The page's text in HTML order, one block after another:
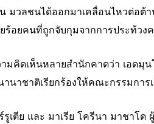
มวลชนได้ออกมาเคลื่อนไหวต่อต้า
อยคนที่ถูกจับกุมจากการประท้วง
มคิดเห็นหลายสำนักคาดว่า เอดมุน
าชาติเรียกร้องให้คณะกรรมการเ
รูเตีย และ มาเรีย โครีนา มาชาโ